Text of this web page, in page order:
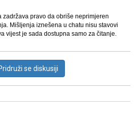
zadržava pravo da obriše neprimjeren
Mišljenja iznešena u chatu nisu stavovi
vijest je sada dostupna samo za čitanje.
se diskusiji